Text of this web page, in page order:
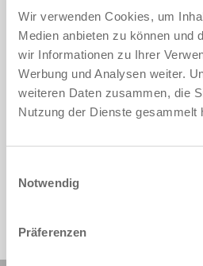
Wir verwenden Cookies, um
Medien anbieten zu können und
wir Informationen zu Ihrer
Werbung und Analysen weiter.
weiteren Daten zusammen, die
Nutzung der Dienste gesammelt
Notwendig
Präferenzen
Download
Installation